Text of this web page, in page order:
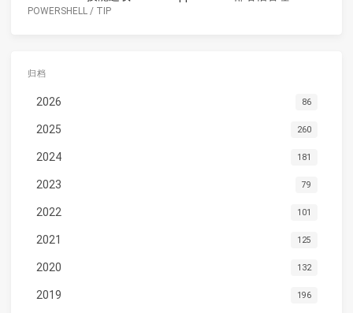
POWERSHELL / TIP
归档
2026 86
2025 260
2024 181
2023 79
2022 101
2021 125
2020 132
2019 196